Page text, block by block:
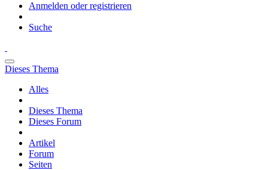
Anmelden oder registrieren
Suche
Dieses Thema
Alles
Dieses Thema
Dieses Forum
Artikel
Forum
Seiten